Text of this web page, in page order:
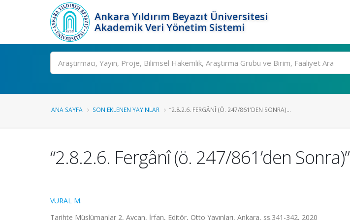
Ankara Yıldırım Beyazıt Üniversitesi
Akademik Veri Yönetim Sistemi
Ara
ANA SAYFA SON EKLENEN YAYINLAR “2.8.2.6. FERGÂNÎ (Ö. 247/861’DEN SONRA)...
“2.8.2.6. Fergânî (ö. 247/861’den Sonra)”
VURAL M.
Tarihte Müslümanlar 2, Aycan, İrfan, Editör, Otto Yayınları, Ankara, ss.341-342, 2020